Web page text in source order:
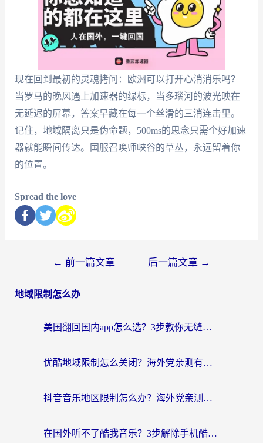
现在回到最初的灵魂拷问：欧洲可以打开心消消乐吗？
当罗马的晚风遇上加速器的绿标，当多瑙河的波光映在
无延迟的屏幕，答案早藏在每一个丝滑的三消连击里。
记住，地域隔离只是伪命题，500ms的思念只需个好加速
器就能瞬间传达。国服召唤师峡谷的草丛，永远留着你
的位置。
Spread the love
← 前一篇文章 后一篇文章 →
地域限制怎么办
美国翻回国内app怎么选？3步教你无缝刷剧、登12123、访问国内网站
优酷地域限制怎么关闭？海外党亲测有效的追剧加速器选择指南
抖音音乐地区限制怎么办？海外党亲测有效的听歌自由指南
在国外听不了酷我音乐？3步解除手机酷我音乐海外限制，附实测好用加速器